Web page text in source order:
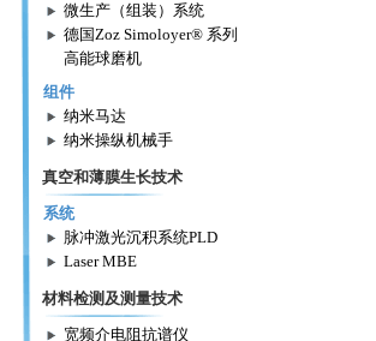
微生产（组装）系统
德国Zoz Simoloyer® 系列
高能球磨机
组件
纳米马达
纳米操纵机械手
真空和薄膜生长技术
系统
脉冲激光沉积系统PLD
Laser MBE
材料检测及测量技术
宽频介电阻抗谱仪